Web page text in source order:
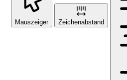
Mauszeiger Zeichenabstand